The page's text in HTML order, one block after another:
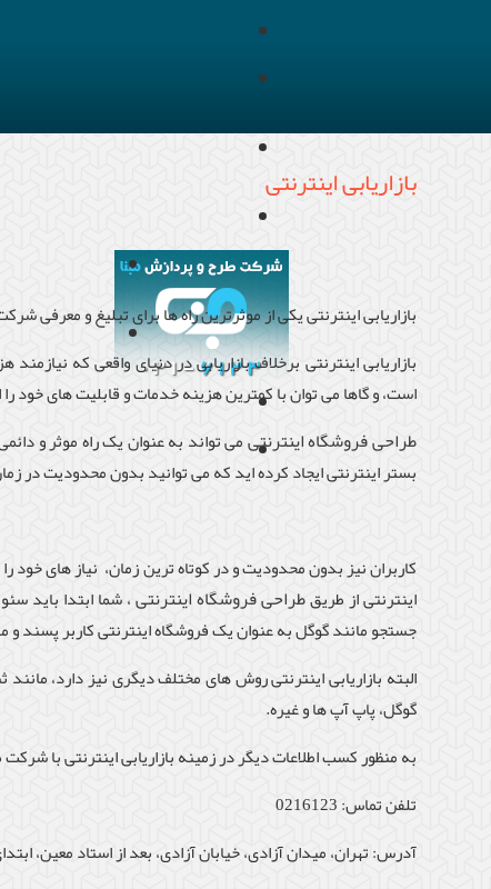
بازاریابی اینترنتی
بازاریابی اینترنتی یکی از موثرترین راه ها برای تبلیغ و
بازاریابی اینترنتی برخلاف بازاریابی در دنیای واقعی که
است، و گاها می توان با کمترین هزینه خدمات و قابلیت های خود را
طراحی فروشگاه اینترنتیمی تواند به عنوان یک راه موثر و
بستر اینترنتی ایجاد کرده اید که می توانید بدون محدودیت در
کاربران نیز بدون محدودیت و در کوتاه ترین زمان، نیاز های خود
اینترنتی از طریقطراحی فروشگاه اینترنتی، شما ابتدا باید
جستجو مانند گوگل به عنوان یک فروشگاه اینترنتی کاربر
البته بازاریابی اینترنتی روش های مختلف دیگری نیز دارد،
گوگل، پاپ آپ ها و غیره.
به منظور کسب اطلاعات دیگر در زمینه بازاریابی اینترنتی با
تلفن تماس: 0216123
آدرس: تهران، میدان آزادی، خیابان آزادی، بعد از استاد معین، ابتدای